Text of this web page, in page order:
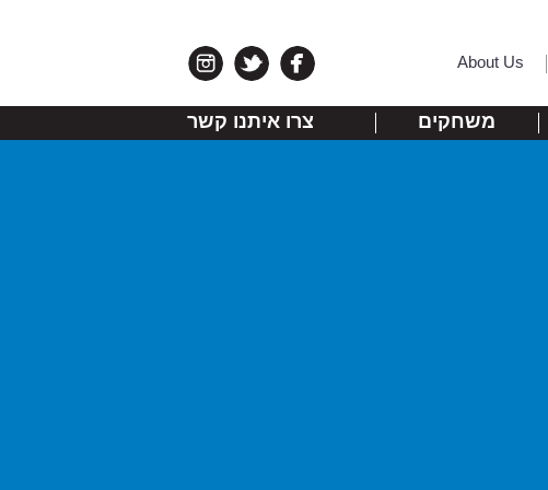
About Us
משחקים צרו איתנו קשר